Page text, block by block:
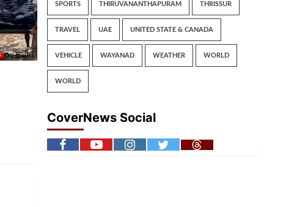
SPORTS THIRUVANANTHAPURAM THRISSUR
TRAVEL UAE UNITED STATE & CANADA
VEHICLE WAYANAD WEATHER WORLD
WORLD
CoverNews Social